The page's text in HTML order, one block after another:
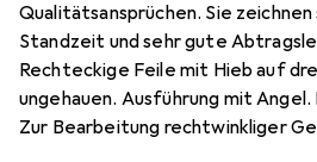
Qualitätsansprüchen. Sie zeichnen
Standzeit und sehr gute
Rechteckige Feile mit Hieb auf
ungehauen. Ausführung mit Angel.
Zur Bearbeitung rechtwinkliger